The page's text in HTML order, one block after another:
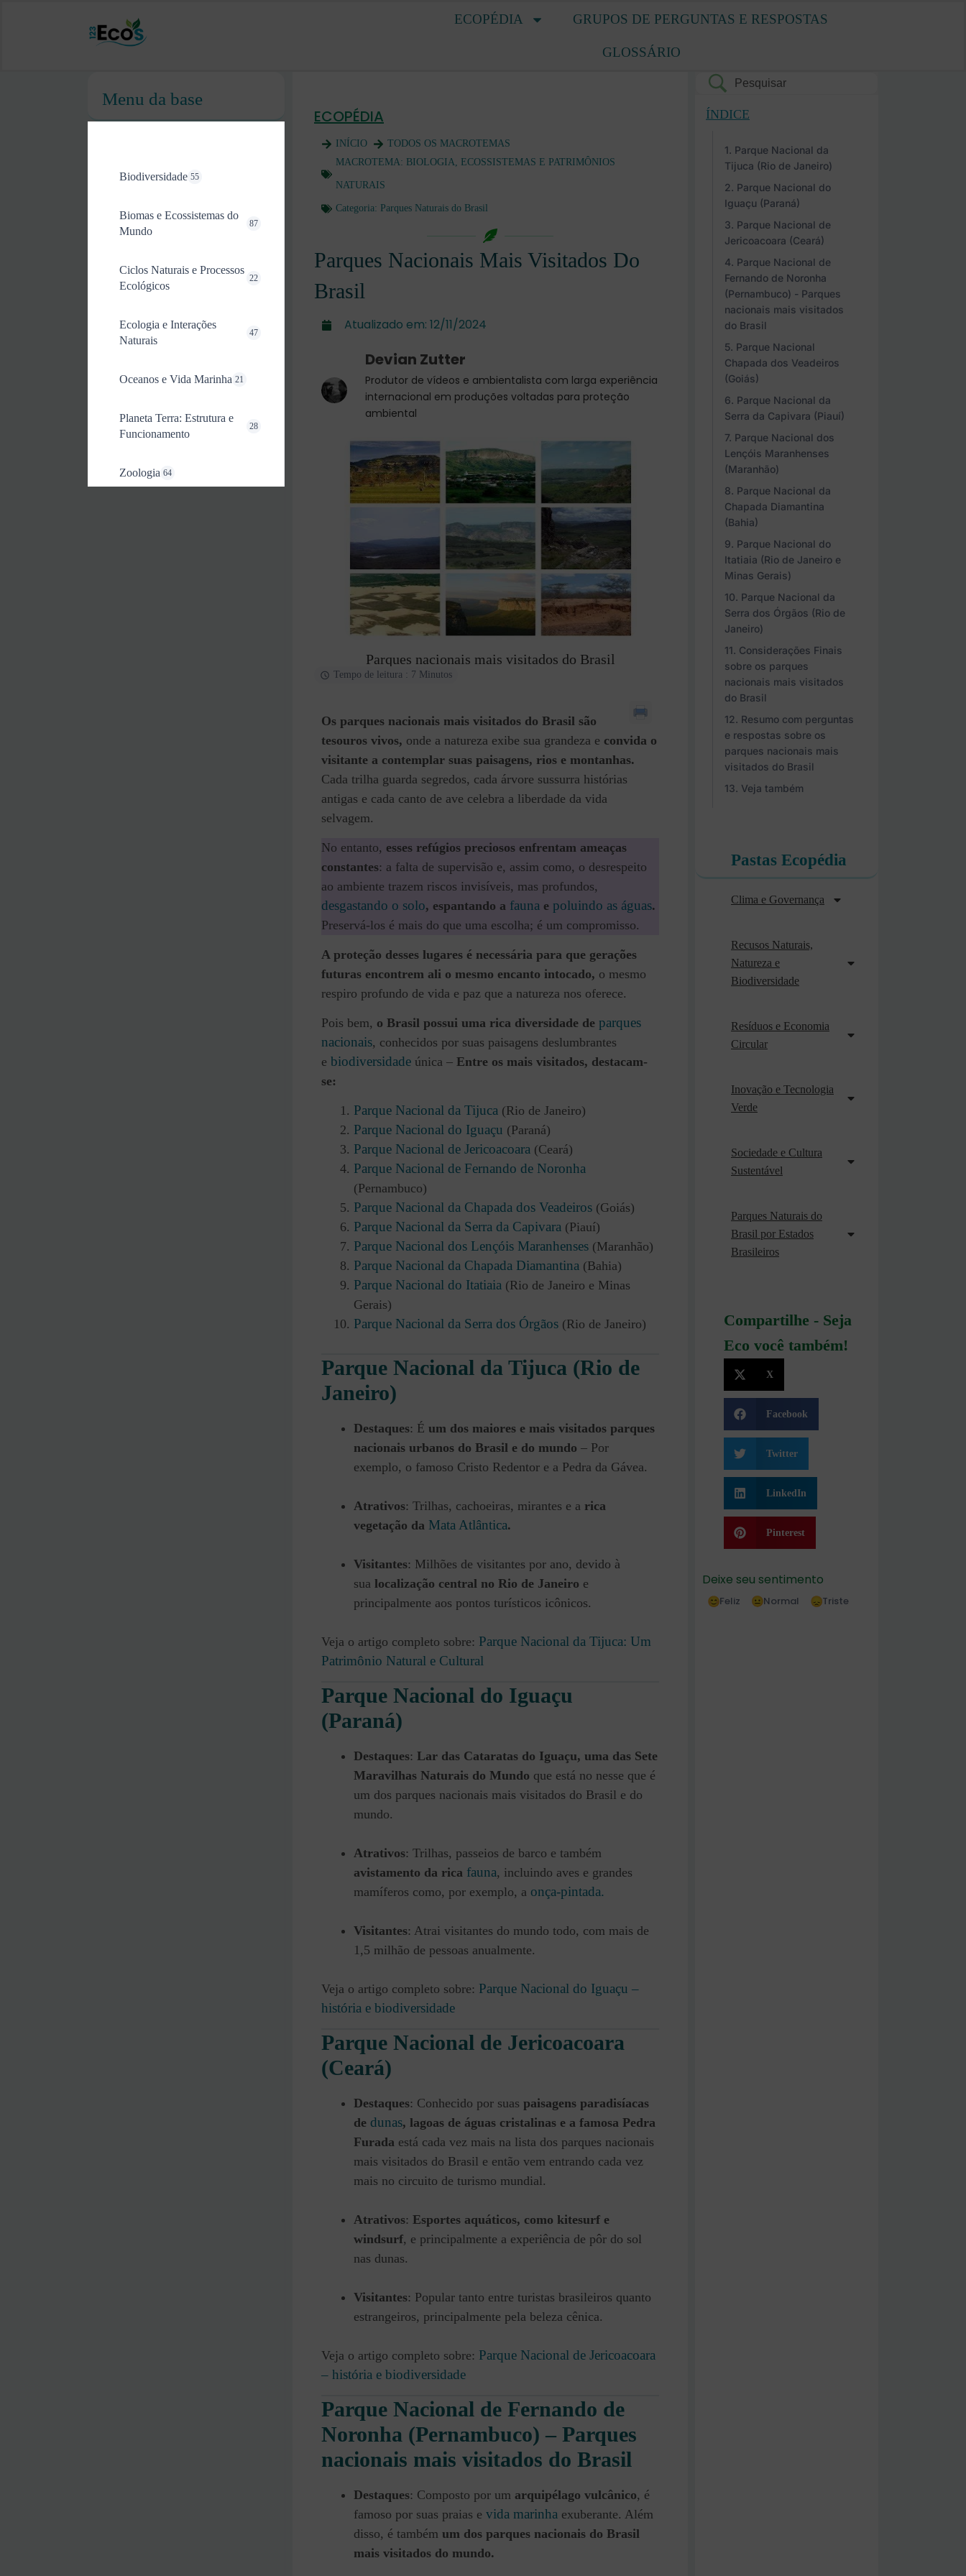
ECOPÉDIA GRUPOS DE PERGUNTAS E RESPOSTAS
GLOSSÁRIO
Menu da base
Biodiversidade 55
Biomas e Ecossistemas do
Mundo
87
Ciclos Naturais e Processos
Ecológicos
22
Ecologia e Interações
Naturais
47
Oceanos e Vida Marinha 21
Planeta Terra: Estrutura e
Funcionamento
28
Zoologia 64
ECOPÉDIA
INÍCIO
TODOS OS MACROTEMAS
MACROTEMA: BIOLOGIA, ECOSSISTEMAS E PATRIMÔNIOS
NATURAIS
Categoria: Parques Naturais do Brasil
Parques Nacionais Mais Visitados Do
Brasil
Atualizado em: 12/11/2024
Devian Zutter
Produtor de vídeos e ambientalista com larga experiência
internacional em produções voltadas para proteção
ambiental
Parques nacionais mais visitados do Brasil
Tempo de leitura : 7 Minutos
Os parques nacionais mais visitados do Brasil são
tesouros vivos, onde a natureza exibe sua grandeza e convida o
visitante a contemplar suas paisagens, rios e montanhas.
Cada trilha guarda segredos, cada árvore sussurra histórias
antigas e cada canto de ave celebra a liberdade da vida
selvagem.
No entanto, esses refúgios preciosos enfrentam ameaças
constantes: a falta de supervisão e, assim como, o desrespeito
ao ambiente trazem riscos invisíveis, mas profundos,
desgastando o solo, espantando a fauna e poluindo as águas.
Preservá-los é mais do que uma escolha; é um compromisso.
A proteção desses lugares é necessária para que gerações
futuras encontrem ali o mesmo encanto intocado, o mesmo
respiro profundo de vida e paz que a natureza nos oferece.
Pois bem, o Brasil possui uma rica diversidade de parques
nacionais, conhecidos por suas paisagens deslumbrantes
e biodiversidade única – Entre os mais visitados, destacam-
se:
Parque Nacional da Tijuca (Rio de Janeiro)
Parque Nacional do Iguaçu (Paraná)
Parque Nacional de Jericoacoara (Ceará)
Parque Nacional de Fernando de Noronha
(Pernambuco)
Parque Nacional da Chapada dos Veadeiros (Goiás)
Parque Nacional da Serra da Capivara (Piauí)
Parque Nacional dos Lençóis Maranhenses (Maranhão)
Parque Nacional da Chapada Diamantina (Bahia)
Parque Nacional do Itatiaia (Rio de Janeiro e Minas
Gerais)
Parque Nacional da Serra dos Órgãos (Rio de Janeiro)
Parque Nacional da Tijuca (Rio de
Janeiro)
Destaques: É um dos maiores e mais visitados parques
nacionais urbanos do Brasil e do mundo – Por
exemplo, o famoso Cristo Redentor e a Pedra da Gávea.
Atrativos: Trilhas, cachoeiras, mirantes e a rica
vegetação da Mata Atlântica.
Visitantes: Milhões de visitantes por ano, devido à
sua localização central no Rio de Janeiro e
principalmente aos pontos turísticos icônicos.
Veja o artigo completo sobre: Parque Nacional da Tijuca: Um
Patrimônio Natural e Cultural
Parque Nacional do Iguaçu
(Paraná)
Destaques: Lar das Cataratas do Iguaçu, uma das Sete
Maravilhas Naturais do Mundo que está no nesse que é
um dos parques nacionais mais visitados do Brasil e do
mundo.
Atrativos: Trilhas, passeios de barco e também
avistamento da rica fauna, incluindo aves e grandes
mamíferos como, por exemplo, a onça-pintada.
Visitantes: Atrai visitantes do mundo todo, com mais de
1,5 milhão de pessoas anualmente.
Veja o artigo completo sobre: Parque Nacional do Iguaçu –
história e biodiversidade
Parque Nacional de Jericoacoara
(Ceará)
Destaques: Conhecido por suas paisagens paradisíacas
de dunas, lagoas de águas cristalinas e a famosa Pedra
Furada está cada vez mais na lista dos parques nacionais
mais visitados do Brasil e então vem entrando cada vez
mais no circuito de turismo mundial.
Atrativos: Esportes aquáticos, como kitesurf e
windsurf, e principalmente a experiência de pôr do sol
nas dunas.
Visitantes: Popular tanto entre turistas brasileiros quanto
estrangeiros, principalmente pela beleza cênica.
Veja o artigo completo sobre: Parque Nacional de Jericoacoara
– história e biodiversidade
Parque Nacional de Fernando de
Noronha (Pernambuco) – Parques
nacionais mais visitados do Brasil
Destaques: Composto por um arquipélago vulcânico, é
famoso por suas praias e vida marinha exuberante. Além
disso, é também um dos parques nacionais do Brasil
mais visitados do mundo.
ÍNDICE
Parque Nacional da
Tijuca (Rio de Janeiro)
Parque Nacional do
Iguaçu (Paraná)
Parque Nacional de
Jericoacoara (Ceará)
Parque Nacional de
Fernando de Noronha
(Pernambuco) - Parques
nacionais mais visitados
do Brasil
Parque Nacional
Chapada dos Veadeiros
(Goiás)
Parque Nacional da
Serra da Capivara (Piauí)
Parque Nacional dos
Lençóis Maranhenses
(Maranhão)
Parque Nacional da
Chapada Diamantina
(Bahia)
Parque Nacional do
Itatiaia (Rio de Janeiro e
Minas Gerais)
Parque Nacional da
Serra dos Órgãos (Rio de
Janeiro)
Considerações Finais
sobre os parques
nacionais mais visitados
do Brasil
Resumo com perguntas
e respostas sobre os
parques nacionais mais
visitados do Brasil
Veja também
Pastas Ecopédia
Clima e Governança
Recusos Naturais,
Natureza e
Biodiversidade
Resíduos e Economia
Circular
Inovação e Tecnologia
Verde
Sociedade e Cultura
Sustentável
Parques Naturais do
Brasil por Estados
Brasileiros
Compartilhe - Seja
Eco você também!
X
Facebook
Twitter
LinkedIn
Pinterest
Deixe seu sentimento
Feliz Normal Triste